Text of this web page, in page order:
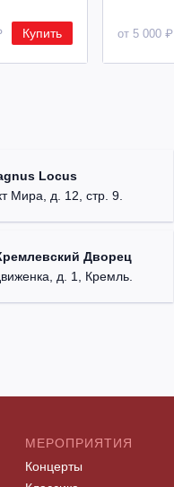
Купить от 5 000 ₽
Locus
Мира, д. 12, стр. 9.
Дворец
д. 1, Кремль.
МЕРОПРИЯТИЯ
Концерты